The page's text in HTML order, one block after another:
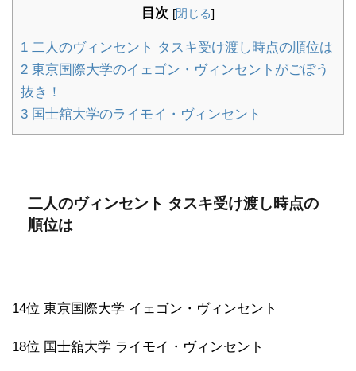
目次 [閉じる]
1 二人のヴィンセント タスキ受け渡し時点の順位は
2 東京国際大学のイェゴン・ヴィンセントがごぼう
抜き！
3 国士舘大学のライモイ・ヴィンセント
二人のヴィンセント タスキ受け渡し時点の
順位は
14位 東京国際大学 イェゴン・ヴィンセント
18位 国士舘大学 ライモイ・ヴィンセント